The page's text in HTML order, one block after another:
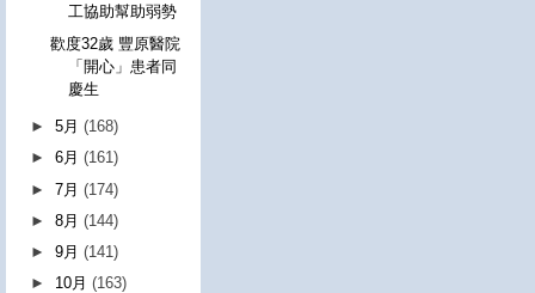
工協助幫助弱勢
歡度32歲 豐原醫院
「開心」患者同
慶生
►5月(168)
►6月(161)
►7月(174)
►8月(144)
►9月(141)
► 10月(163)